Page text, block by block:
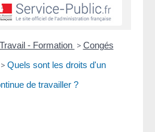
Travail - Formation > Congés
> Quels sont les droits d'un
de travailler ?